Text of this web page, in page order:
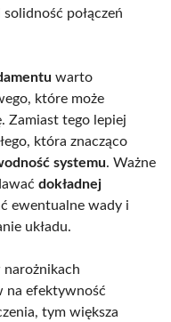
połączeń
warto
które może
Zamiast tego lepiej
która znacząco
systemu. Ważne
dokładnej
ewentualne wady i
układu.
na efektywność
tym większa